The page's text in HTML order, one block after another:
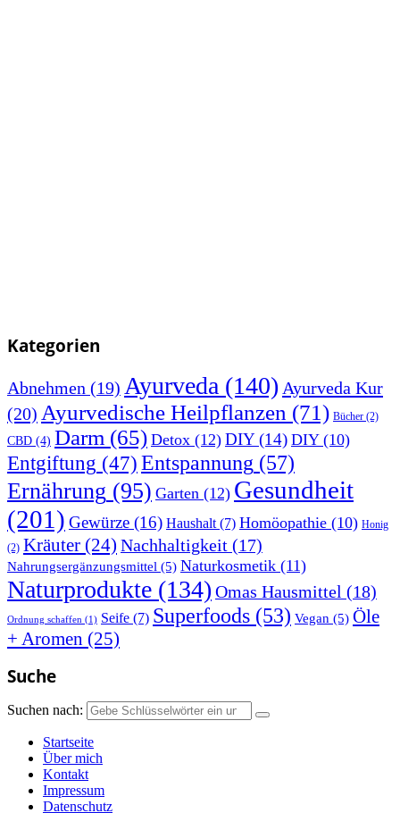
Kategorien
Abnehmen (19) Ayurveda (140) Ayurveda Kur
(20) Ayurvedische Heilpflanzen (71) Bücher (2)
CBD (4) Darm (65) Detox (12) DIY(14) DIY(10)
Entgiftung (47)Entspannung (57)
Ernährung (95) Garten (12) Gesundheit
(201) Gewürze (16) Haushalt(7) Homöopathie (10) Honig
(2) Kräuter (24) Nachhaltigkeit (17)
Nahrungsergänzungsmittel (5) Naturkosmetik (11)
Naturprodukte (134) Omas Hausmittel (18)
Ordnung schaffen (1) Seife (7) Superfoods (53) Vegan (5) Öle
+ Aromen (25)
Suche
Suchen nach:
Startseite
Über mich
Kontakt
Impressum
Datenschutz